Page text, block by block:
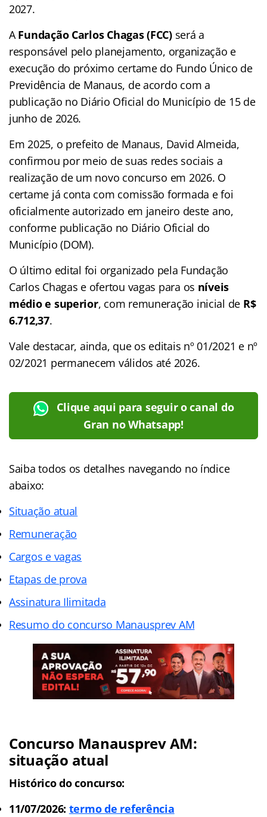
2027.
AFundação Carlos Chagas (FCC)será a
responsável pelo planejamento, organização e
execução do próximo certame do Fundo Único de
Previdência de Manaus, de acordo com a
publicação no Diário Oficial do Município de 15 de
junho de 2026.
Em 2025, o prefeito de Manaus, David Almeida,
confirmou por meio de suas redes sociais a
realização de um novo concurso em 2026. O
certame já conta com comissão formada e foi
oficialmente autorizado em janeiro deste ano,
conforme publicação no Diário Oficial do
Município (DOM).
O último edital foi organizado pela Fundação
Carlos Chagas e ofertou vagas para os níveis
médio e superior, com remuneração inicial de R$
6.712,37.
Vale destacar, ainda, que os editais nº 01/2021 e nº
02/2021 permanecem válidos até 2026.
Clique aqui para seguir o canal do
Gran no Whatsapp!
Saiba todos os detalhes navegando no índice
abaixo:
Situação atual
Remuneração
Cargos e vagas
Etapas de prova
Assinatura Ilimitada
Resumo do concurso Manausprev AM
Concurso Manausprev AM:
situação atual
Histórico do concurso:
11/07/2026: termo de referência